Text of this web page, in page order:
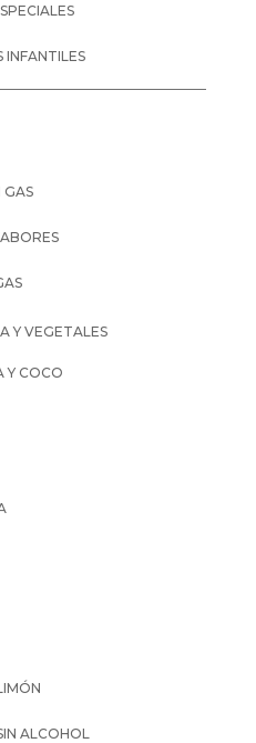
INFANTILES
GAS
Y VEGETALES
Y COCO
ALCOHOL